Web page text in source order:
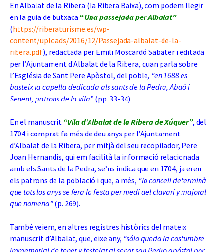
En Albalat de la Ribera (la Ribera Baixa), com podem llegir
en la guia de butxaca “Una passejada per Albalat”
(https://riberaturisme.es/wp-
content/uploads/2016/12/Passejada-albalat-de-la-
ribera.pdf), redactada per Emili Moscardó Sabater i editada
per l’Ajuntament d’Albalat de la Ribera, quan parla sobre
l’Església de Sant Pere Apòstol, del poble, “en 1688 es
basteix la capella dedicada als sants de la Pedra, Abdó i
Senent, patrons de la vila” (pp. 33-34).
En el manuscrit “Vila d’Albalat de la Ribera de Xúquer”, del
1704 i comprat fa més de deu anys per l’Ajuntament
d’Albalat de la Ribera, per mitjà del seu recopilador, Pere
Joan Hernandis, qui em facilità la informació relacionada
amb els Sants de la Pedra, se’ns indica que en 1704, ja eren
els patrons de la població i que, a més, “lo concell determinà
que tots los anys se fera la festa per medi del clavari y majoral
que nomena” (p. 269).
També veiem, en altres registres històrics del mateix
manuscrit d’Albalat, que, eixe any, “sólo queda la costumbre
immemorial de tener y festejar al señor san Pedro apóstol por